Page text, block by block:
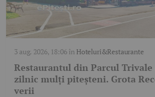
3 aug. 2026, 18:06în Hoteluri&Restaurante
Restaurantul din Parcul Trivale
zilnic mulți piteșteni. Grota
verii